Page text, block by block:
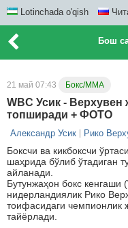
Lotinchada o'qish
Бош
21 май 07:43 Бокс/ММА
WBC Усик - Верхувен
топширади + ФОТО
Александр Усик Рико
Боксчи ва кикбоксчи
шаҳрида бўлиб ўтадиган
айланади.
Бутунжаҳон бокс кенгаши
нидерландиялик Рико
тоифасидаги чемпионлик
тайёрлади.